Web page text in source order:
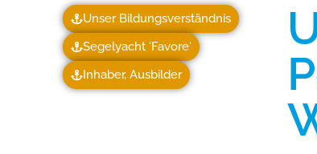
Unser Bildungsverständnis
Segelyacht 'Favore'
Inhaber, Ausbilder